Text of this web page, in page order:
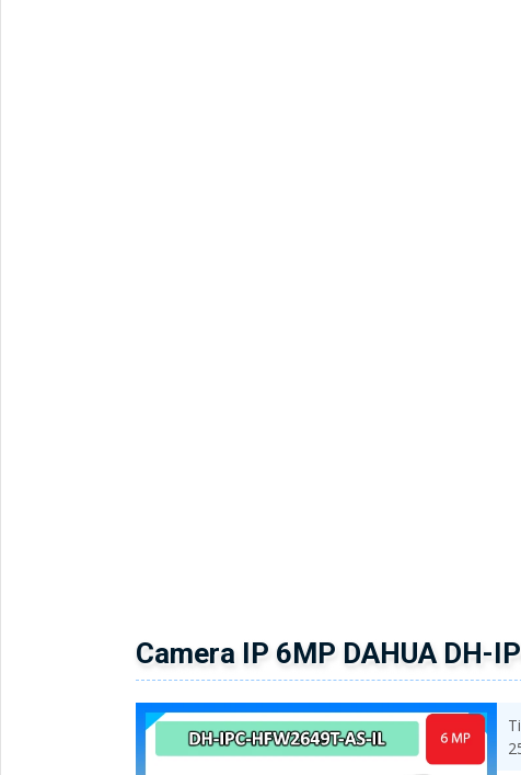
Camera IP 6MP DAHUA DH-